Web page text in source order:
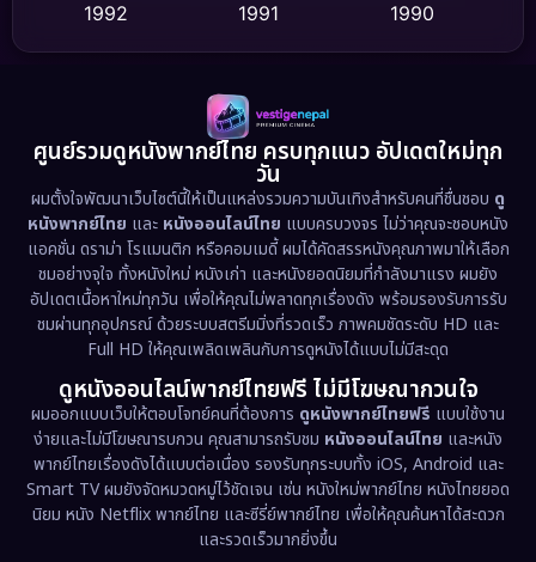
Detective สืบสวน (59)
Disaster (13)
Disney+ (5)
Documentary สารคดี (93)
Drama ดราม่า (1,460)
Dystopian (17)
Emotional (61)
Epic มหากาพย์ (218)
Erotic (36)
1992
1991
1990
1989
1988
1986
1983
1978
1974
1962
ศูนย์รวมดูหนังพากย์ไทย ครบทุกแนว อัปเดตใหม่ทุก
วัน
ผมตั้งใจพัฒนาเว็บไซต์นี้ให้เป็นแหล่งรวมความบันเทิงสำหรับคนที่ชื่นชอบ ดู
หนังพากย์ไทย และ หนังออนไลน์ไทย แบบครบวงจร ไม่ว่าคุณจะชอบหนัง
แอคชั่น ดราม่า โรแมนติก หรือคอมเมดี้ ผมได้คัดสรรหนังคุณภาพมาให้เลือก
ชมอย่างจุใจ ทั้งหนังใหม่ หนังเก่า และหนังยอดนิยมที่กำลังมาแรง ผมยัง
อัปเดตเนื้อหาใหม่ทุกวัน เพื่อให้คุณไม่พลาดทุกเรื่องดัง พร้อมรองรับการรับ
ชมผ่านทุกอุปกรณ์ ด้วยระบบสตรีมมิ่งที่รวดเร็ว ภาพคมชัดระดับ HD และ
Full HD ให้คุณเพลิดเพลินกับการดูหนังได้แบบไม่มีสะดุด
ดูหนังออนไลน์พากย์ไทยฟรี ไม่มีโฆษณากวนใจ
ผมออกแบบเว็บให้ตอบโจทย์คนที่ต้องการ ดูหนังพากย์ไทยฟรี แบบใช้งาน
ง่ายและไม่มีโฆษณารบกวน คุณสามารถรับชม หนังออนไลน์ไทย และหนัง
พากย์ไทยเรื่องดังได้แบบต่อเนื่อง รองรับทุกระบบทั้ง iOS, Android และ
Smart TV ผมยังจัดหมวดหมู่ไว้ชัดเจน เช่น หนังใหม่พากย์ไทย หนังไทยยอด
นิยม หนัง Netflix พากย์ไทย และซีรี่ย์พากย์ไทย เพื่อให้คุณค้นหาได้สะดวก
และรวดเร็วมากยิ่งขึ้น